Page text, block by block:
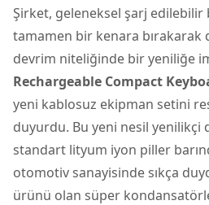
Şirket, geleneksel şarj
tamamen bir kenara bırakarak
devrim niteliğinde bir yeniliğe
Rechargeable Compact
yeni kablosuz ekipman setini
duyurdu. Bu yeni nesil yenilikçi
standart lityum iyon piller
otomotiv sanayisinde sıkça
ürünü olan süper